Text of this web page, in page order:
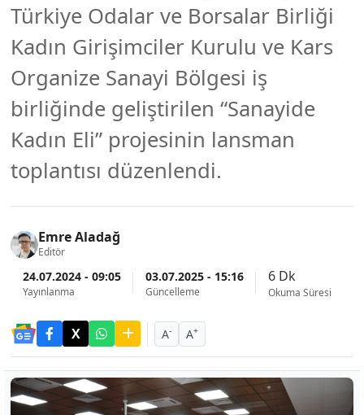
Türkiye Odalar ve Borsalar Birliği
Kadın Girişimciler Kurulu ve Kars
Organize Sanayi Bölgesi iş
birliğinde geliştirilen “Sanayide
Kadın Eli” projesinin lansman
toplantısı düzenlendi.
Emre Aladağ
Editör
24.07.2024 - 09:05
Yayınlanma
03.07.2025 - 15:16
Güncelleme
6 Dk
Okuma Süresi
A- A+